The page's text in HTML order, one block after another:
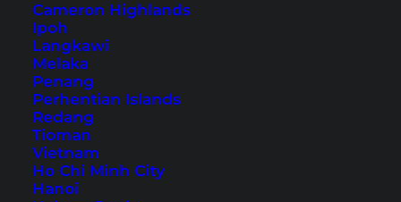
Cameron Highlands
Ipoh
Langkawi
Melaka
Penang
Perhentian Islands
Redang
Tioman
Vietnam
Ho Chi Minh City
Hanoi
4. Thong Krut
5. Bang Por Beach
6. W Resort
7. Bophut Walking Street
Koh Samui: Touren und Tickets
Anreise nach Koh Samui